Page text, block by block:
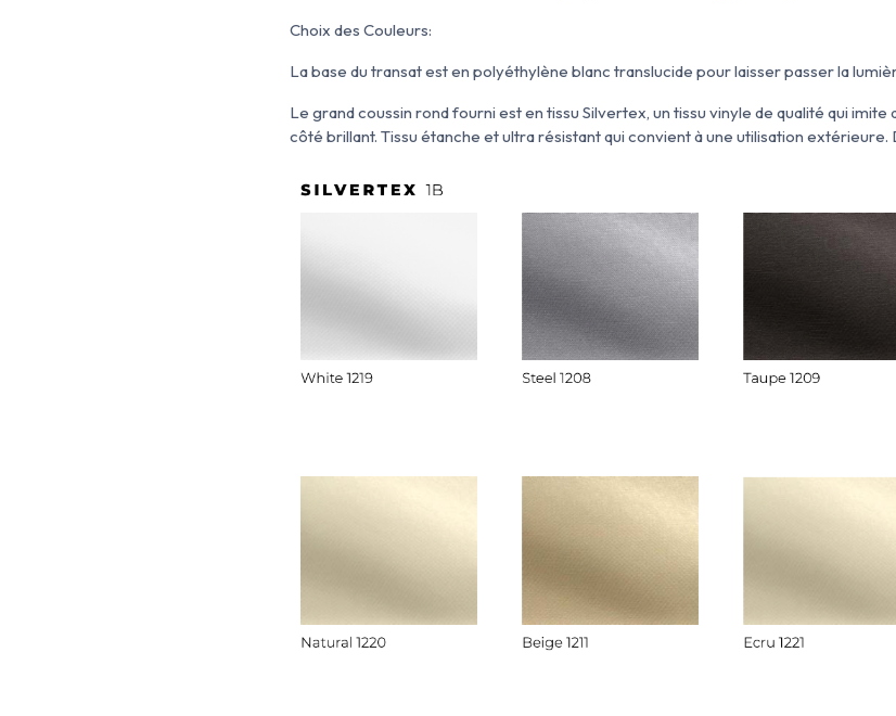
Choix des Couleurs:
La base du transat est en polyéthylène blanc translucide pour laisser passer la
Le grand coussin rond fourni est en tissu Silvertex, un tissu vinyle de qualité qui imite
côté brillant. Tissu étanche et ultra résistant qui convient à une utilisation extérieure.